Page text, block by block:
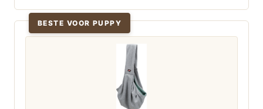
BESTE VOOR PUPPY